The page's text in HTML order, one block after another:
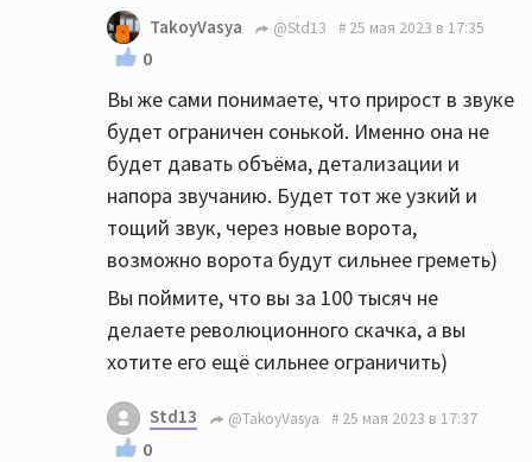
TakoyVasya @Std13 25 мая 2023 в 17:35
0
Вы же сами понимаете, что прирост в звуке
будет ограничен сонькой. Именно она не
будет давать объёма, детализации и
напора звучанию. Будет тот же узкий и
тощий звук, через новые ворота,
возможно ворота будут сильнее греметь)
Вы поймите, что вы за 100 тысяч не
делаете революционного скачка, а вы
хотите его ещё сильнее ограничить)
Std13 @TakoyVasya 25 мая 2023 в 17:37
0